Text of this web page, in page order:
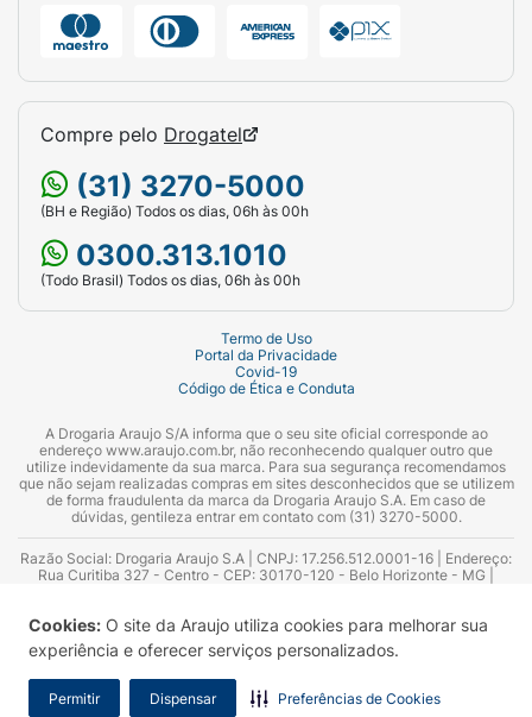
Cookies: O site da Araujo utiliza cookies para melhorar sua
experiência e oferecer serviços personalizados.
Permitir Dispensar Preferências de Cookies
Compre pelo Drogatel
(31) 3270-5000
(BH e Região) Todos os dias, 06h às 00h
0300.313.1010
(Todo Brasil) Todos os dias, 06h às 00h
Termo de Uso
Portal da Privacidade
Covid-19
Código de Ética e Conduta
A Drogaria Araujo S/A informa que o seu site oficial corresponde ao
endereço www.araujo.com.br, não reconhecendo qualquer outro que
utilize indevidamente da sua marca. Para sua segurança recomendamos
que não sejam realizadas compras em sites desconhecidos que se utilizem
de forma fraudulenta da marca da Drogaria Araujo S.A. Em caso de
dúvidas, gentileza entrar em contato com (31) 3270-5000.
Razão Social: Drogaria Araujo S.A | CNPJ: 17.256.512.0001-16 | Endereço:
Rua Curitiba 327 - Centro - CEP: 30170-120 - Belo Horizonte - MG |
Azevedo Guimarães – CRF 10.965 | Yasmin Silva Alvarenga – CRF 52.584 -
Consultor substituto: Thiago Aguiar Pinheiro - CRF Nº 13.748. Alvará
Sanitário: 2025020713 | Autorização de Funcionamento da Empresa (AFE):